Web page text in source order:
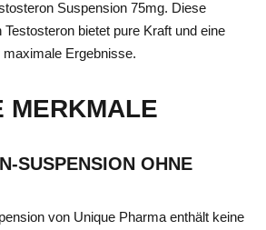
Suspension 75mg. Diese
bietet pure Kraft und eine
Ergebnisse.
MERKMALE
SUSPENSION OHNE
von Unique Pharma enthält keine